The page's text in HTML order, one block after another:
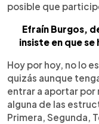
posible que
Efraín Burgos,
insiste en que
Hoy por hoy, no lo
quizás aunque
entrar a aportar
alguna de las
Primera, Segunda,